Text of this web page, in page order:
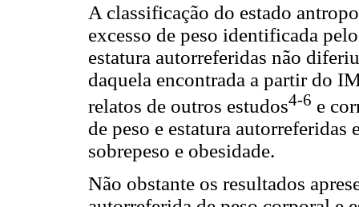
A classificação do estado
excesso de peso identificada
estatura autorreferidas não
daquela encontrada a partir do
relatos de outros estudos4-6 e
de peso e estatura
sobrepeso e obesidade.
Não obstante os resultados